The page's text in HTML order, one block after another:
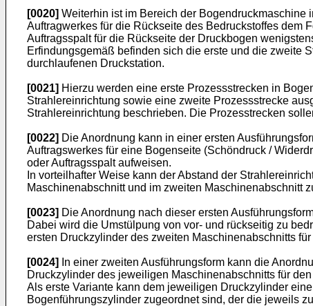
[0020] Weiterhin ist im Bereich der
Auftragwerkes für die Rückseite des Bedruckstoffes dem
Auftragsspalt für die Rückseite der Druckbogen
Erfindungsgemäß befinden sich die erste und die zweite
durchlaufenen Druckstation.
[0021] Hierzu werden eine erste Prozessstrecken in
Strahlereinrichtung sowie eine zweite Prozessstrecke
Strahlereinrichtung beschrieben. Die Prozesstrecken
[0022] Die Anordnung kann in einer ersten
Auftragswerkes für eine Bogenseite (Schöndruck /
oder Auftragsspalt aufweisen.
In vorteilhafter Weise kann der Abstand der
Maschinenabschnitt und im zweiten Maschinenabschnitt
[0023] Die Anordnung nach dieser ersten
Dabei wird die Umstülpung von vor- und rückseitig zu
ersten Druckzylinder des zweiten Maschinenabschnitts
[0024]
In einer zweiten Ausführungsform kann die
Druckzylinder des jeweiligen Maschinenabschnitts für
Als erste Variante kann dem jeweiligen Druckzylinder
Bogenführungszylinder zugeordnet sind, der die jeweils